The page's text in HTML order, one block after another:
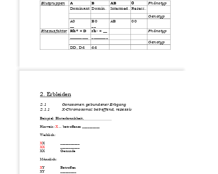
Blutgruppen
A B AB 0
Phänotyp
Dominant Domin. Intermed. Rezess.
Genotyp
A0
B0
AB
00
Rhesusfaktor Rh+ = D rh- = __
Phänotyp
Genotyp
DD, Dd
dd
2. Erbleiden
2.1
Gonosomen gebundener Erbgang
2.1.1
X-Chromosomal betreffend, rezessiv
Beispiel: Bluterkrankheit,
Hinweis: X... betroffenes ________
Weiblich:
XX
XX
XX
Gesunde
Männlich:
XY
Betroffen
XY